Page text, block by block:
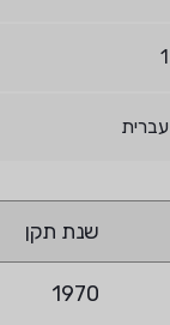
1
עברית
שנת תקן
1970